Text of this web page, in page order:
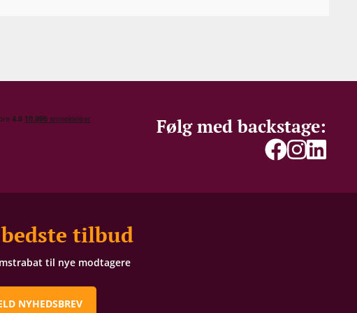
Følg med backstage:
bedste tilbud
til nye modtagere
NYHEDSBREV